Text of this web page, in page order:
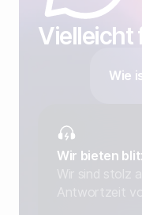
Vielleicht
Wie
Wir bieten